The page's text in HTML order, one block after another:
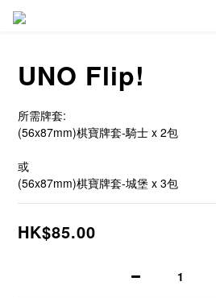
UNO Flip!
所需牌套:
(56x87mm)棋寶牌套-騎士 x 2包
或
(56x87mm)棋寶牌套-城堡 x 3包
HK$85.00